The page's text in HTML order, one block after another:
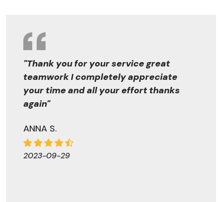
"Thank you for your service great
teamwork I completely appreciate
your time and all your effort thanks
again"
ANNA S.
2023-09-29